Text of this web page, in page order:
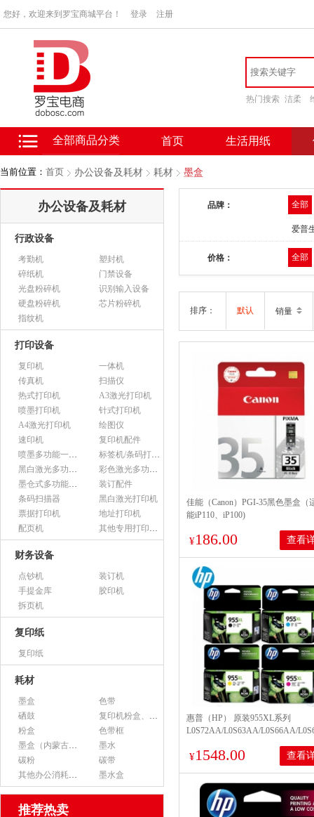
您好，欢迎来到罗宝商城平台！ 登录 注册
热门搜索 洁柔
全部商品分类 首页 生活用纸
当前位置： 首页 办公设备及耗材 耗材 墨盒
办公设备及耗材
行政设备
考勤机
塑封机
碎纸机
门禁设备
光盘粉碎机
识别输入设备
硬盘粉碎机
芯片粉碎机
指纹机
打印设备
复印机
一体机
传真机
扫描仪
热式打印机
A3激光打印机
喷墨打印机
针式打印机
A4激光打印机
绘图仪
速印机
复印机配件
喷墨多功能一体机
标签机/条码打印机
黑白激光多功能一体机
彩色激光多功能一体机
墨仓式多功能一体机
装订配件
条码扫描器
黑白激光打印机
票据打印机
地址打印机
配页机
其他专用打印设备
财务设备
点钞机
装订机
手提金库
胶印机
拆页机
复印纸
复印纸
耗材
墨盒
色带
硒鼓
复印机粉盒、墨粉
粉盒
色带框
墨盒（内蒙古专用）
墨水
碳粉
碳带
其他办公消耗用品
墨水盒
推荐热卖
品牌： 全部
爱普
价格： 全部
排序： 默认 销量
佳能（Canon）PGI-35黑色墨盒（
能iP110、iP100)
¥186.00 查看
惠普（HP） 原装955XL系列
L0S72AA/L0S63AA/L0S66AA/
8720 7720 7740
¥1548.00 查看